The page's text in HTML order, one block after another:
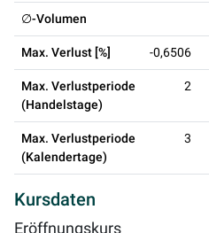
∅-Volumen
Max. Verlust [%] -0,6506
Max. Verlustperiode
(Handelstage)
2
Max. Verlustperiode
(Kalendertage)
3
Kursdaten
Eröffnungskurs